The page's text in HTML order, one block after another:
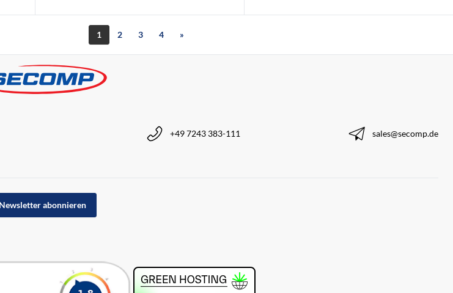
1 2 3 4 »
+49 7243 383-111 sales@secomp.de
Newsletter abonnieren